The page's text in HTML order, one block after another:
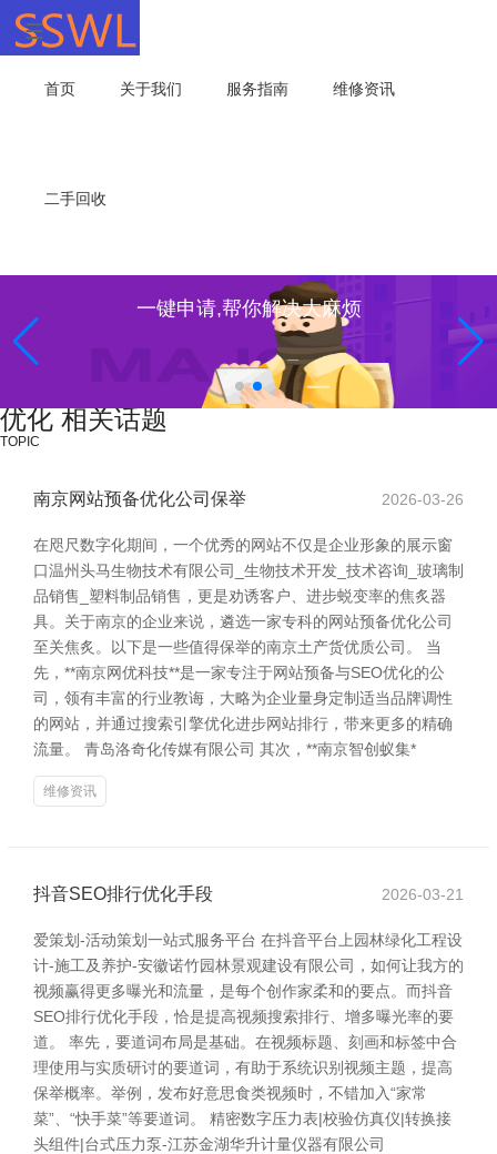
首页 关于我们 服务指南 维修资讯
二手回收
一键申请,帮你解决大麻烦
优化 相关话题
TOPIC
南京网站预备优化公司保举 2026-03-26
在咫尺数字化期间，一个优秀的网站不仅是企业形象的展示窗
口温州头马生物技术有限公司_生物技术开发_技术咨询_玻璃制
品销售_塑料制品销售，更是劝诱客户、进步蜕变率的焦炙器
具。关于南京的企业来说，遴选一家专科的网站预备优化公司
至关焦炙。以下是一些值得保举的南京土产货优质公司。 当
先，**南京网优科技**是一家专注于网站预备与SEO优化的公
司，领有丰富的行业教诲，大略为企业量身定制适当品牌调性
的网站，并通过搜索引擎优化进步网站排行，带来更多的精确
流量。 青岛洛奇化传媒有限公司 其次，**南京智创蚁集*
维修资讯
抖音SEO排行优化手段 2026-03-21
爱策划-活动策划一站式服务平台 在抖音平台上园林绿化工程设
计-施工及养护-安徽诺竹园林景观建设有限公司，如何让我方的
视频赢得更多曝光和流量，是每个创作家柔和的要点。而抖音
SEO排行优化手段，恰是提高视频搜索排行、增多曝光率的要
道。 率先，要道词布局是基础。在视频标题、刻画和标签中合
理使用与实质研讨的要道词，有助于系统识别视频主题，提高
保举概率。举例，发布好意思食类视频时，不错加入“家常
菜”、“快手菜”等要道词。 精密数字压力表|校验仿真仪|转换接
头组件|台式压力泵-江苏金湖华升计量仪器有限公司